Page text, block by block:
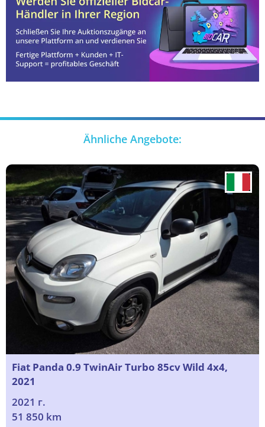
Ähnliche Angebote:
Fiat Panda 0.9 TwinAir Turbo 85cv Wild 4x4,
2021
2021 г.
51 850 km